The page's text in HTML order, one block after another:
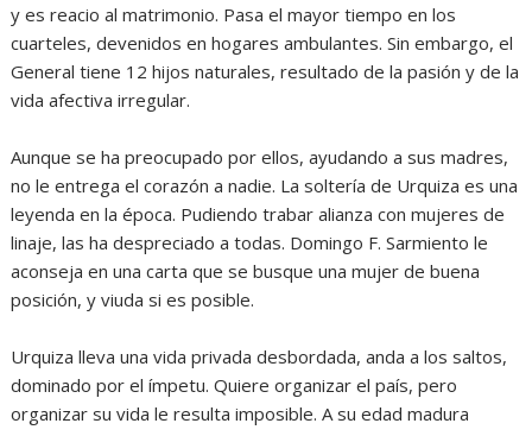
y es reacio al matrimonio. Pasa el mayor tiempo en los
cuarteles, devenidos en hogares ambulantes. Sin embargo, el
General tiene 12 hijos naturales, resultado de la pasión y de la
vida afectiva irregular.
Aunque se ha preocupado por ellos, ayudando a sus madres,
no le entrega el corazón a nadie. La soltería de Urquiza es una
leyenda en la época. Pudiendo trabar alianza con mujeres de
linaje, las ha despreciado a todas. Domingo F. Sarmiento le
aconseja en una carta que se busque una mujer de buena
posición, y viuda si es posible.
Urquiza lleva una vida privada desbordada, anda a los saltos,
dominado por el ímpetu. Quiere organizar el país, pero
organizar su vida le resulta imposible. A su edad madura